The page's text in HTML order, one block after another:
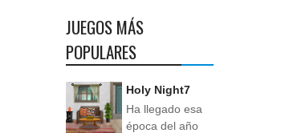
JUEGOS MÁS
POPULARES
Holy Night7
Ha llegado esa
época del año